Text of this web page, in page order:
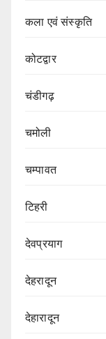
कला एवं संस्कृति
कोटद्वार
चंडीगढ़
चमोली
चम्पावत
टिहरी
देवप्रयाग
देहरादून
देहारादून